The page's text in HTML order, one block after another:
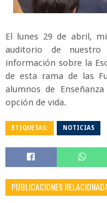
El lunes 29 de abril,
auditorio de
información sobre la
de esta rama de las
alumnos de
opción de vida.
ETIQUETAS: NOTICIAS
PUBLICACIONES